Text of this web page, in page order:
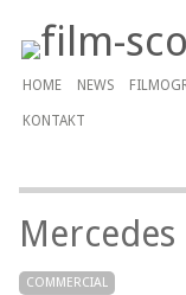
HOME NEWS
KONTAKT
Mercedes
COMMERCIAL